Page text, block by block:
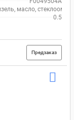
масло,
0.5
Предзаказ